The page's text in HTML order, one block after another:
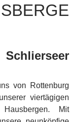
von Rottenburg
viertägigen
Mit